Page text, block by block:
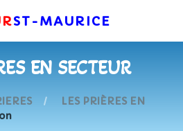
ST-MAURICE
EN SECTEUR
LES PRIÈRES EN